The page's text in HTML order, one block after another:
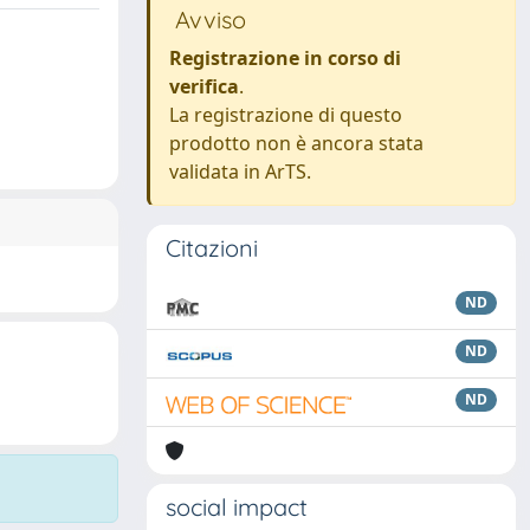
Avviso
Registrazione in corso di
verifica.
La registrazione di questo
prodotto non è ancora stata
validata in ArTS.
Citazioni
ND
ND
ND
social impact